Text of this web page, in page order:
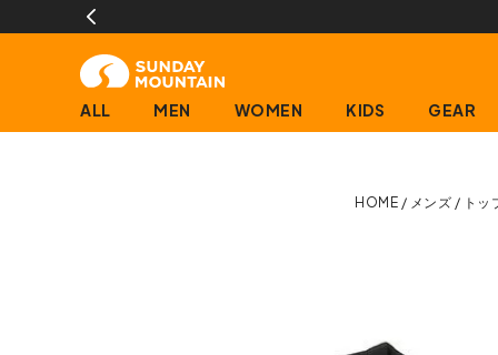
ALL MEN WOMEN KIDS GEAR
HOME メンズ トッ